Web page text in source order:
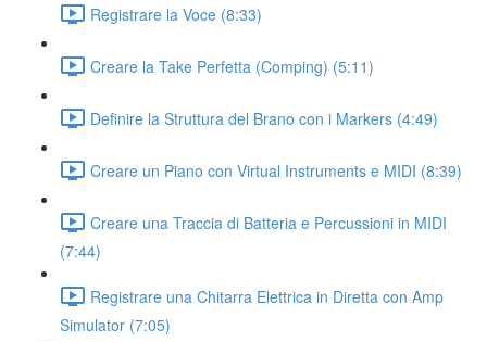
Registrare la Voce (8:33)
Creare la Take Perfetta (Comping) (5:11)
Definire la Struttura del Brano con i Markers (4:49)
Creare un Piano con Virtual Instruments e MIDI (8:39)
Creare una Traccia di Batteria e Percussioni in MIDI
(7:44)
Registrare una Chitarra Elettrica in Diretta con Amp
Simulator (7:05)